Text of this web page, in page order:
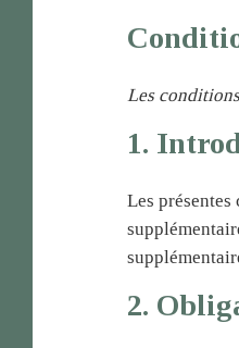
Les
1.
Les
2.